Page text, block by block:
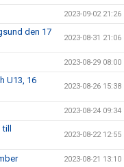
2023-09-02 21:26
den 17
2023-08-31 21:06
2023-08-29 08:00
U13, 16
2023-08-26 15:38
2023-08-24 09:34
2023-08-22 12:55
2023-08-21 13:10